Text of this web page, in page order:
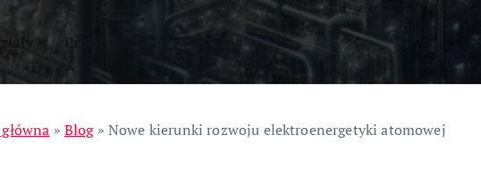
Przemysł
» Blog» Nowe kierunki rozwoju elektroenergetyki atomowej